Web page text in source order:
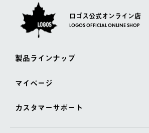
ロゴス公式オンライン店
LOGOS OFFICIAL ONLINE SHOP
製品ラインナップ
マイページ
カスタマーサポート